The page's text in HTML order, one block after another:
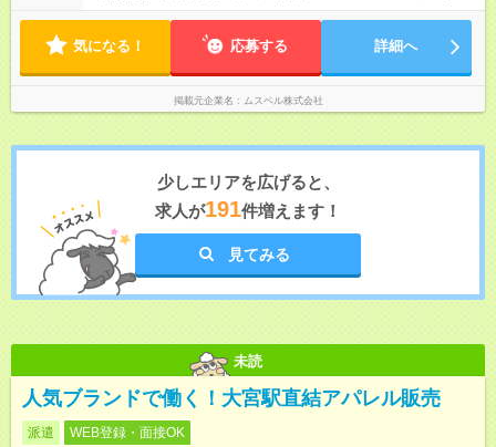
間3ヶ月になります。
フト＞ (1)10:00～16:00 (2)10:00～17:00 (3)10:00～18:00 ◎
（希望シフト制） ◎原則定時退社／残業はほとんどありませ
気になる！ 応募する 詳細へ
掲載元企業名 ムスベル株式会社
少しエリアを広げると、
求人が191件増えます！
見てみる
未読
人気ブランドで働く！大宮駅直結アパレル販売
派遣 WEB登録・面接OK